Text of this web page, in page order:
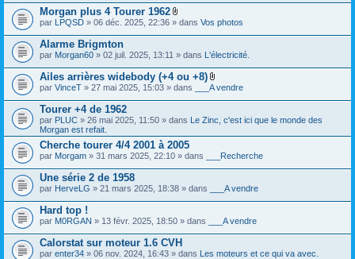
c
h
i
e
(
)
o
i
s
)
Morgan plus 4 Tourer 1962
F
c
i
e
r
(
o
i
n
t
s
par LPQSD » 06 déc. 2025, 22:36 » dans Vos photos
Alarme Brigmton
par Morgan60 » 02 juil. 2025, 13:11 » dans L'électricité.
Ailes arrières widebody (+4 ou +8)
F
c
i
s
)
i
(
s
par VinceT » 27 mai 2025, 15:03 » dans ___A vendre
Tourer +4 de 1962
par PLUC » 26 mai 2025, 11:50 » dans Le Zinc, c'est ici que le monde des
Morgan est refait.
Cherche tourer 4/4 2001 à 2005
par Morgam » 31 mars 2025, 22:10 » dans ___Recherche
Une série 2 de 1958
par HerveLG » 21 mars 2025, 18:38 » dans ___A vendre
Hard top !
par M0RGAN » 13 févr. 2025, 18:50 » dans ___A vendre
Calorstat sur moteur 1.6 CVH
par enter34 » 06 nov. 2024, 16:43 » dans Les moteurs et ce qui va avec.